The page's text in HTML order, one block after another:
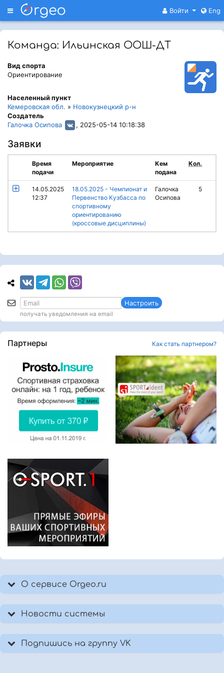
Меню Войти Eng
Команда: Ильинская ООШ-ДТ
Вид спорта
Ориентирование
Населенный пункт
Кемеровская обл. » Новокузнецкий р-н
Создатель
Галочка Осипова
, 2025-05-14 10:18:38
Заявки
Время
подачи
Мероприятие
Кем
подана
Кол.
14.05.2025
12:37
18.05.2025 - Чемпионат и
Первенство Кузбасса по
спортивному
ориентированию
(кроссовые дисциплины)
Галочка
Осипова
5
Настроить
получать уведомления на email
Партнеры Как стать партнером?
О сервисе Orgeo.ru
Новости системы
Подпишись на группу VK